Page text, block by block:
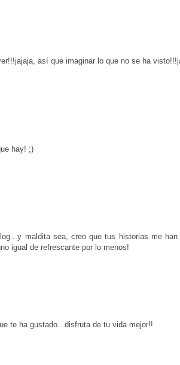
así que imaginar lo que no se ha
hay! ;)
maldita sea, creo que tus historias me han
igual de refrescante por lo menos!
te ha gustado...disfruta de tu vida mejor!!